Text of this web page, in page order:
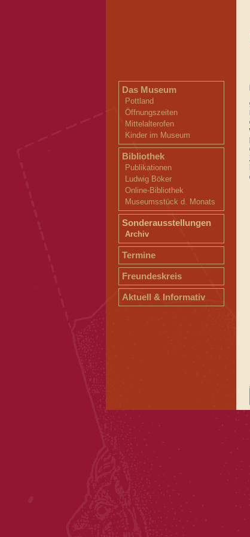
Das Museum
Pottland
Öffnungszeiten
Mittelalterofen
Kinder im Museum
Bibliothek
Publikationen
Ludwig Böker
Online-Bibliothek
Museumsstück d. Monats
Sonderausstellungen
Archiv
Termine
Freundeskreis
Aktuell & Informativ